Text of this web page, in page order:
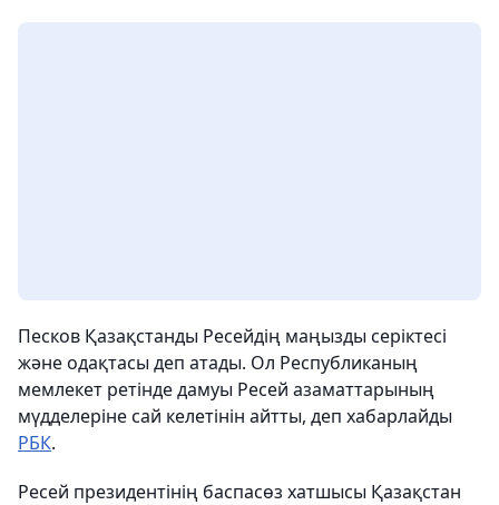
Песков Қазақстанды Ресейдің маңызды серіктесі
және одақтасы деп атады. Ол Республиканың
мемлекет ретінде дамуы Ресей азаматтарының
мүдделеріне сай келетінін айтты, деп хабарлайды
РБК.
Ресей президентінің баспасөз хатшысы Қазақстан